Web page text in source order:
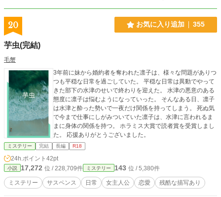
20 お気に入り追加 355
芋虫(完結)
毛蟹
3年前に妹から婚約者を奪われた凛子は、様々な問題がありつ
つも平穏な日常を過ごしていた。 平穏な日常は異動でやって
きた部下の水津のせいで終わりを迎えた。 水津の悪意のある
態度に凛子は悩むようになっていった。 そんなある日、凛子
は水津と酔った勢いで一夜だけ関係を持ってしまう。 死ぬ気
で今まで仕事にしがみついていた凛子は、水津に言われるま
まに身体の関係を持つ。 ホラミス大賞で読者賞を受賞しまし
た。 応援ありがとうございました。
ミステリー 完結 長編 R18
24h.ポイント 42pt
小説 17,272 位 / 228,709件 ミステリー 143 位 / 5,380件
ミステリー サスペンス 日常 女主人公 恋愛 残酷な描写あり